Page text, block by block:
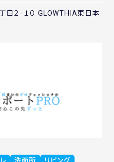
目２−１０ GLOWTHIA東日本